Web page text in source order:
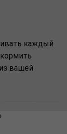
каждый
вашей